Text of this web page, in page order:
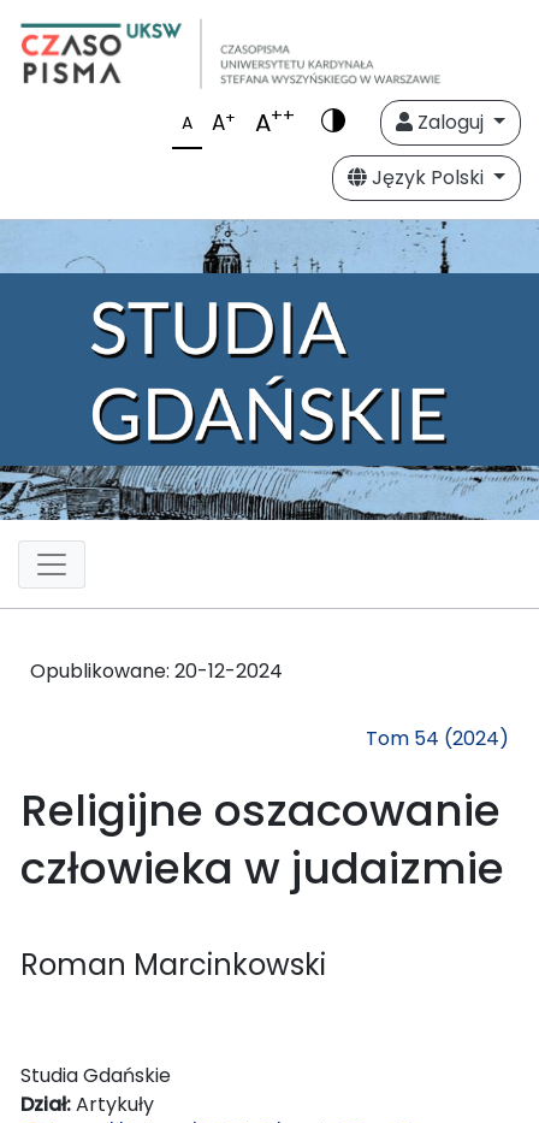
A A+ A++
Zaloguj
Język Polski
Opublikowane: 20-12-2024
Tom 54 (2024)
Religijne oszacowanie
człowieka w judaizmie
Roman Marcinkowski
Studia Gdańskie
Dział:Artykuły